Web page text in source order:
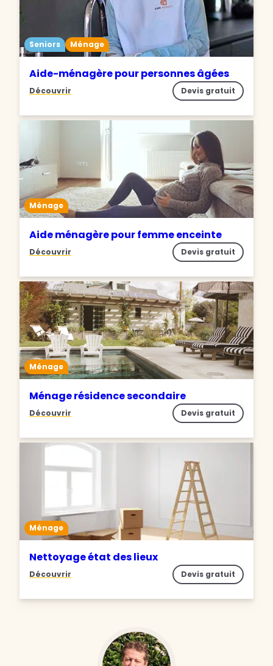
Seniors Ménage
Aide-ménagère pour personnes âgées
Découvrir Devis gratuit
Ménage
Aide ménagère pour femme enceinte
Découvrir Devis gratuit
Ménage
Ménage résidence secondaire
Découvrir Devis gratuit
Ménage
Nettoyage état des lieux
Découvrir Devis gratuit